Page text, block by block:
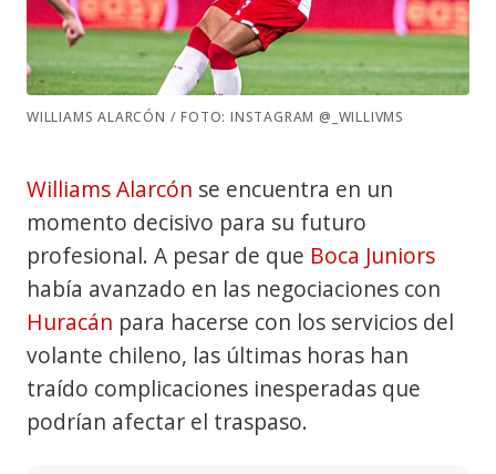
WILLIAMS ALARCÓN / FOTO: INSTAGRAM @_WILLIVMS
Williams Alarcón se encuentra en un
momento decisivo para su futuro
profesional. A pesar de que Boca Juniors
había avanzado en las negociaciones con
Huracán para hacerse con los servicios del
volante chileno, las últimas horas han
traído complicaciones inesperadas que
podrían afectar el traspaso.